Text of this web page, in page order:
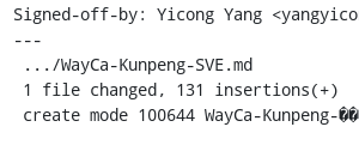
Signed-off-by: Yicong Yang
---